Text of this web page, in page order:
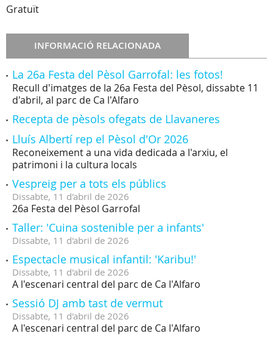
Gratuït
INFORMACIÓ RELACIONADA
La 26a Festa del Pèsol Garrofal: les fotos!
Recull d'imatges de la 26a Festa del Pèsol, dissabte 11
d'abril, al parc de Ca l'Alfaro
Recepta de pèsols ofegats de Llavaneres
Lluís Albertí rep el Pèsol d'Or 2026
Reconeixement a una vida dedicada a l'arxiu, el
patrimoni i la cultura locals
Vespreig per a tots els públics
Dissabte, 11 d'abril de 2026
26a Festa del Pèsol Garrofal
Taller: 'Cuina sostenible per a infants'
Dissabte, 11 d'abril de 2026
Espectacle musical infantil: 'Karibu!'
Dissabte, 11 d'abril de 2026
A l'escenari central del parc de Ca l'Alfaro
Sessió DJ amb tast de vermut
Dissabte, 11 d'abril de 2026
A l'escenari central del parc de Ca l'Alfaro